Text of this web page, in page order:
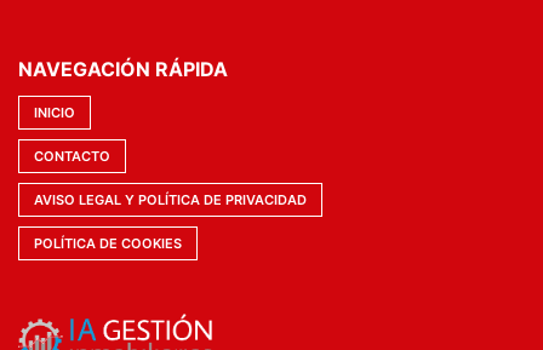
NAVEGACIÓN RÁPIDA
INICIO
CONTACTO
AVISO LEGAL Y POLÍTICA DE PRIVACIDAD
POLÍTICA DE COOKIES